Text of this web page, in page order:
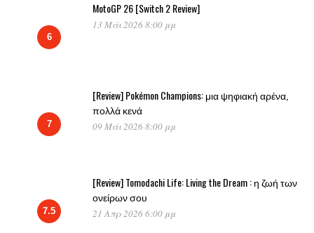
6
MotoGP 26 [Switch 2 Review]
13 Μάι 2026 8:00 μμ
7
[Review] Pokémon Champions: μια ψηφιακή αρένα,
πολλά κενά
09 Μάι 2026 8:00 μμ
7.5
[Review] Tomodachi Life: Living the Dream : η ζωή των
ονείρων σου
21 Απρ 2026 6:00 μμ